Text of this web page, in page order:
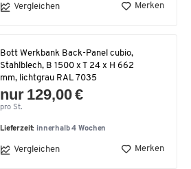
Vergleichen Merken
Bott Werkbank Back-Panel cubio,
Stahlblech, B 1500 x T 24 x H 662
mm, lichtgrau RAL 7035
nur 129,00 €
pro St.
Lieferzeit: innerhalb 4 Wochen
Vergleichen Merken